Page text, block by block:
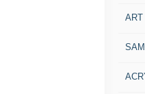
ART